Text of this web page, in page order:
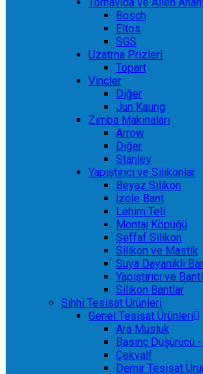
Bosch
Eltos
SGS
Uzatma Prizleri
Topart
Vinçler
Diğer
Jun Kaung
Zımba Makinaları
Arrow
Diğer
Stanley
Yapıştırıcı ve Silikonlar
Beyaz Silikon
İzole Bant
Lehim Teli
Montaj Köpüğü
Şeffaf Silikon
Silikon ve Mastik
Suya Dayanıklı
Yapıştırıcı ve
Silikon Bantlar
Sıhhi Tesisat Ürünleri
Genel Tesisat Ürünleri
Ara Musluk
Basınç Düşürücü
Çekvalf
Demir Tesisat